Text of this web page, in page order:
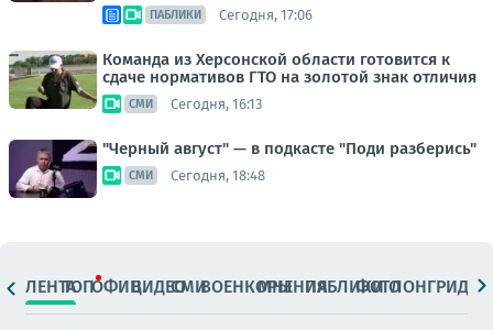
ПАБЛИКИ Сегодня, 17:06
Команда из Херсонской области готовится к
сдаче нормативов ГТО на золотой знак отличия
СМИ Сегодня, 16:13
"Черный август" — в подкасте "Поди разберись"
СМИ Сегодня, 18:48
ЛЕНТАТОПОФИЦ.ВИДЕОСМИВОЕНКОРЫМНЕНИЯПАБЛИКИ
ФОТОЛОНГРИДЫ